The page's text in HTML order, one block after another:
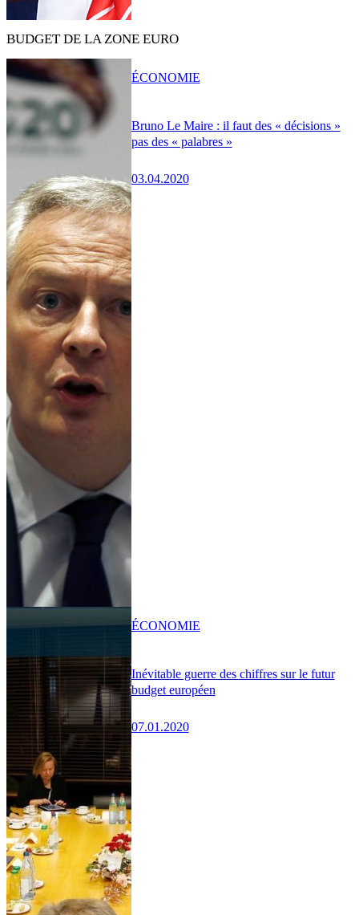
BUDGET DE LA ZONE EURO
Bruno Le Maire : il faut des « décisions »
pas des « palabres »
03.04.2020
ÉCONOMIE
Inévitable guerre des chiffres sur le futur
budget européen
07.01.2020
ÉCONOMIE